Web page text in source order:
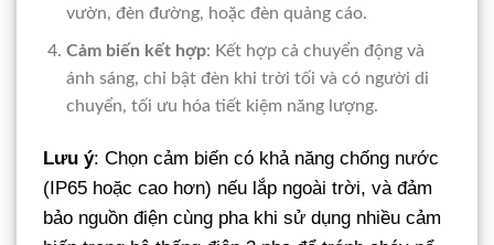
vườn, đèn đường, hoặc đèn quảng cáo.
Cảm biến kết hợp: Kết hợp cả chuyển động và
ánh sáng, chỉ bật đèn khi trời tối và có người di
chuyển, tối ưu hóa tiết kiệm năng lượng.
Lưu ý: Chọn cảm biến có khả năng chống nước
(IP65 hoặc cao hơn) nếu lắp ngoài trời, và đảm
bảo nguồn điện cùng pha khi sử dụng nhiều cảm